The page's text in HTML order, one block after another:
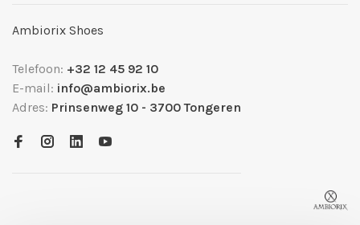
Ambiorix Shoes
Telefoon: +32 12 45 92 10
E-mail: info@ambiorix.be
Adres: Prinsenweg 10 - 3700 Tongeren